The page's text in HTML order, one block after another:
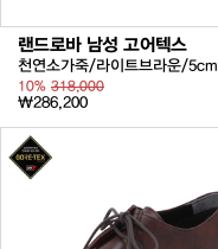
랜드로바 남성 고어텍스
천연소가죽/라이트브라운/5cm
10% 318,000
₩286,200